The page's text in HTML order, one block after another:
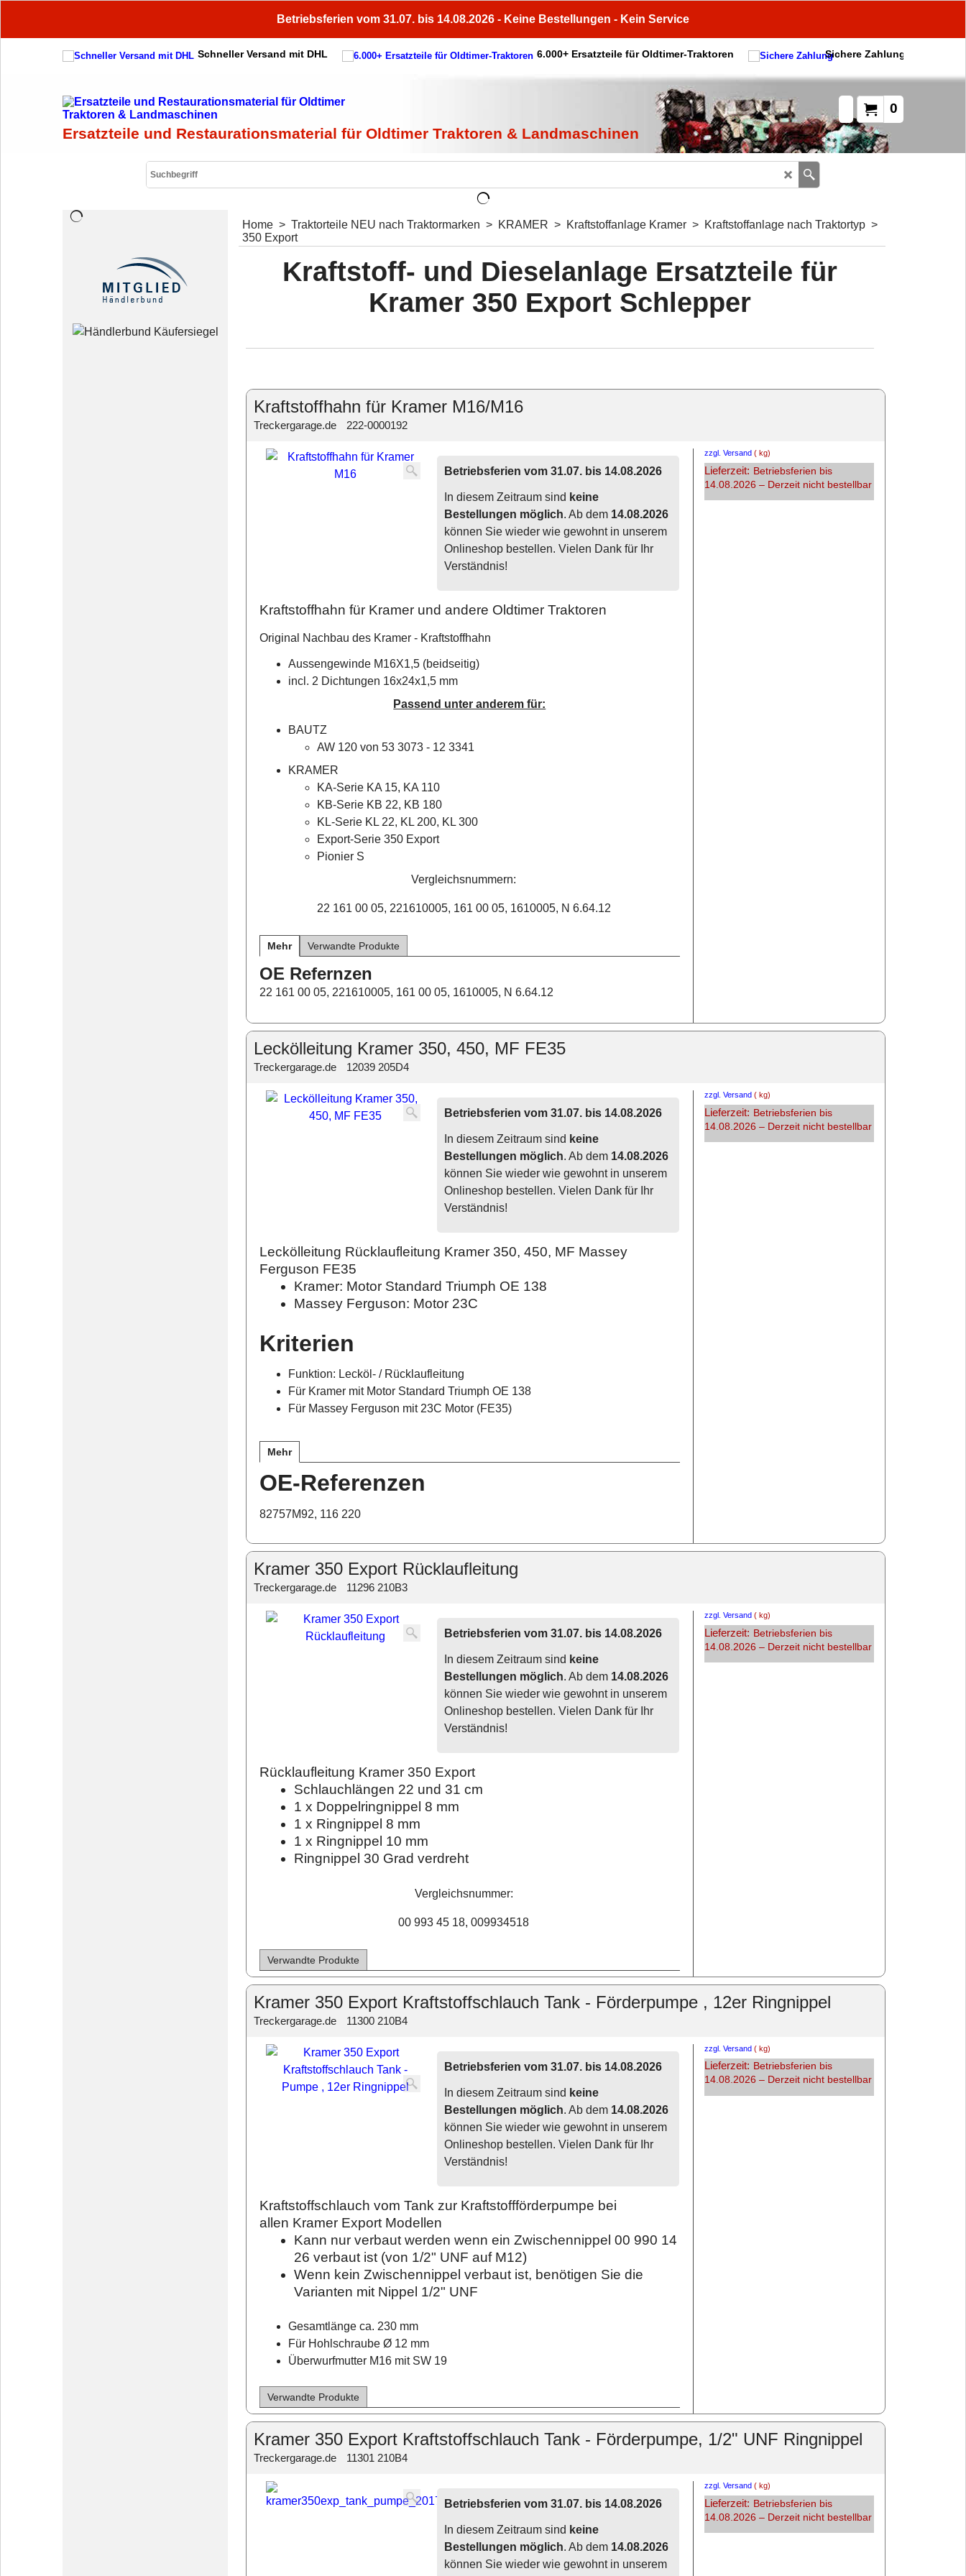
Betriebsferien vom 31.07. bis 14.08.2026 - Keine Bestellungen - Kein Service
Schneller Versand mit DHL 6.000+ Ersatzteile für Oldtimer-Traktoren Sichere Zahlung
0
Ersatzteile und Restaurationsmaterial für Oldtimer Traktoren & Landmaschinen
Home > Traktorteile NEU nach Traktormarken > KRAMER > Kraftstoffanlage Kramer > Kraftstoffanlage nach Traktortyp >
350 Export
Kraftstoff- und Dieselanlage Ersatzteile für
Kramer 350 Export Schlepper
Kraftstoffhahn für Kramer M16/M16
Treckergarage.de 222-0000192
zzgl. Versand kg
Lieferzeit: Betriebsferien bis
14.08.2026 – Derzeit nicht bestellbar
Betriebsferien vom 31.07. bis 14.08.2026
In diesem Zeitraum sind keine
Bestellungen möglich. Ab dem 14.08.2026
können Sie wieder wie gewohnt in unserem
Onlineshop bestellen. Vielen Dank für Ihr
Verständnis!
Kraftstoffhahn für Kramer und andere Oldtimer Traktoren
Original Nachbau des Kramer - Kraftstoffhahn
Aussengewinde M16X1,5 (beidseitig)
incl. 2 Dichtungen 16x24x1,5 mm
Passend unter anderem für:
BAUTZ
AW 120 von 53 3073 - 12 3341
KRAMER
KA-Serie KA 15, KA 110
KB-Serie KB 22, KB 180
KL-Serie KL 22, KL 200, KL 300
Export-Serie 350 Export
Pionier S
Vergleichsnummern:
22 161 00 05, 221610005, 161 00 05, 1610005, N 6.64.12
Mehr Verwandte Produkte
OE Refernzen
22 161 00 05, 221610005, 161 00 05, 1610005, N 6.64.12
Leckölleitung Kramer 350, 450, MF FE35
Treckergarage.de 12039 205D4
zzgl. Versand kg
Lieferzeit: Betriebsferien bis
14.08.2026 – Derzeit nicht bestellbar
Betriebsferien vom 31.07. bis 14.08.2026
In diesem Zeitraum sind keine
Bestellungen möglich. Ab dem 14.08.2026
können Sie wieder wie gewohnt in unserem
Onlineshop bestellen. Vielen Dank für Ihr
Verständnis!
Leckölleitung Rücklaufleitung Kramer 350, 450, MF Massey
Ferguson FE35
Kramer: Motor Standard Triumph OE 138
Massey Ferguson: Motor 23C
Kriterien
Funktion: Lecköl- / Rücklaufleitung
Für Kramer mit Motor Standard Triumph OE 138
Für Massey Ferguson mit 23C Motor (FE35)
Mehr
OE-Referenzen
82757M92, 116 220
Kramer 350 Export Rücklaufleitung
Treckergarage.de 11296 210B3
zzgl. Versand kg
Lieferzeit: Betriebsferien bis
14.08.2026 – Derzeit nicht bestellbar
Betriebsferien vom 31.07. bis 14.08.2026
In diesem Zeitraum sind keine
Bestellungen möglich. Ab dem 14.08.2026
können Sie wieder wie gewohnt in unserem
Onlineshop bestellen. Vielen Dank für Ihr
Verständnis!
Rücklaufleitung Kramer 350 Export
Schlauchlängen 22 und 31 cm
1 x Doppelringnippel 8 mm
1 x Ringnippel 8 mm
1 x Ringnippel 10 mm
Ringnippel 30 Grad verdreht
Vergleichsnummer:
00 993 45 18, 009934518
Verwandte Produkte
Kramer 350 Export Kraftstoffschlauch Tank - Förderpumpe , 12er Ringnippel
Treckergarage.de 11300 210B4
zzgl. Versand kg
Lieferzeit: Betriebsferien bis
14.08.2026 – Derzeit nicht bestellbar
Betriebsferien vom 31.07. bis 14.08.2026
In diesem Zeitraum sind keine
Bestellungen möglich. Ab dem 14.08.2026
können Sie wieder wie gewohnt in unserem
Onlineshop bestellen. Vielen Dank für Ihr
Verständnis!
Kraftstoffschlauch vom Tank zur Kraftstoffförderpumpe bei
allen Kramer Export Modellen
Kann nur verbaut werden wenn ein Zwischennippel 00 990 14
26 verbaut ist (von 1/2" UNF auf M12)
Wenn kein Zwischennippel verbaut ist, benötigen Sie die
Varianten mit Nippel 1/2" UNF
Gesamtlänge ca. 230 mm
Für Hohlschraube Ø 12 mm
Überwurfmutter M16 mit SW 19
Verwandte Produkte
Kramer 350 Export Kraftstoffschlauch Tank - Förderpumpe, 1/2" UNF Ringnippel
Treckergarage.de 11301 210B4
zzgl. Versand kg
Lieferzeit: Betriebsferien bis
14.08.2026 – Derzeit nicht bestellbar
Betriebsferien vom 31.07. bis 14.08.2026
In diesem Zeitraum sind keine
Bestellungen möglich. Ab dem 14.08.2026
können Sie wieder wie gewohnt in unserem